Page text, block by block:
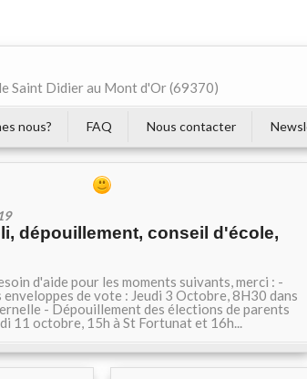
Saint Didier au Mont d'Or (69370)
nous? FAQ Nous contacter
dépouillement, conseil d'école,
d'aide pour les moments suivants, merci : -
enveloppes de vote : Jeudi 3 Octobre, 8H30 dans
- Dépouillement des élections de parents
11 octobre, 15h à St Fortunat et 16h...